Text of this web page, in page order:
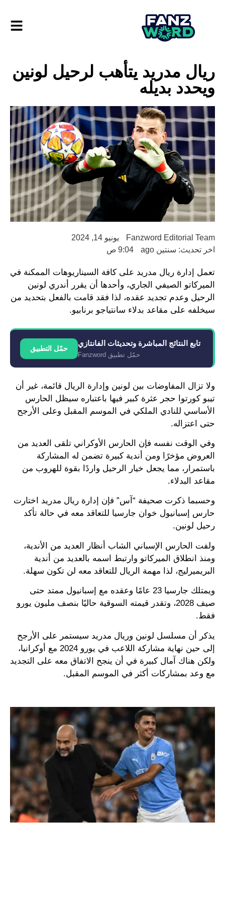
ريال مدريد يتأهب لرحيل لونين
ويحدد بديله
Fanzword Editorial Team
يونيو 14, 2024
اخر تحديث: سنتين ago
9:04 ص
تعمل إدارة ريال مدريد على كافة السيناريوهات الممكنة في
الميركاتو الصيفي الجاري، وأحدها أن يقرر أندري لونين
الرحيل وعدم تجديد عقده، لذا فقد قامت بالفعل بتحديد من
سيخلفه على مقاعد بدلاء سانتياجو برنابيو.
تابع النتائج المباشرة وتحديثات الفانتازي
حمّل تطبيق Fanzword
حمّل التطبيق
ولا تزال المفاوضات بين لونين وإدارة الريال قائمة، غير أن
تيبو كورتوا حجر عثرة كبير فيها باعتباره سيظل الحارس
الأساسي للنادي الملكي في الموسم المقبل وعلى الأرجح
حتى اعتزاله.
وفي الوقت نفسه فإن الحارس الأوكراني تلقى العديد من
العروض مؤخرًا ومن أندية كبيرة تضمن له المشاركة
باستمرار، مما يجعل خيار الرحيل واردًا بقوة للهروب من
مقاعد البدلاء.
وحسبما ذكرت صحيفة “آس” فإن إدارة ريال مدريد اختارت
حارس إسبانيول خوان جارسيا للتعاقد معه في حالة تأكد
رحيل لونين.
ولفت الحارس الإسباني الشاب أنظار العديد من الأندية،
ومنذ انطلاق الميركاتو وارتبط اسمه بالعديد من أندية
البريميرليج، لذا مهمة الريال للتعاقد معه لن تكون سهلة.
ويمتلك جارسيا 23 عامًا وعقده مع إسبانيول ممتد حتى
صيف 2028، وتقدر قيمته السوقية حاليًا بنصف مليون يورو
فقط.
يذكر أن مسلسل لونين وريال مدريد سيستمر على الأرجح
إلى حين نهاية مشاركة اللاعب في يورو 2024 مع أوكرانيا،
ولكن هناك آمال كبيرة في أن ينجح الاتفاق معه على التجديد
مع وعد بمشاركات أكثر في الموسم المقبل.